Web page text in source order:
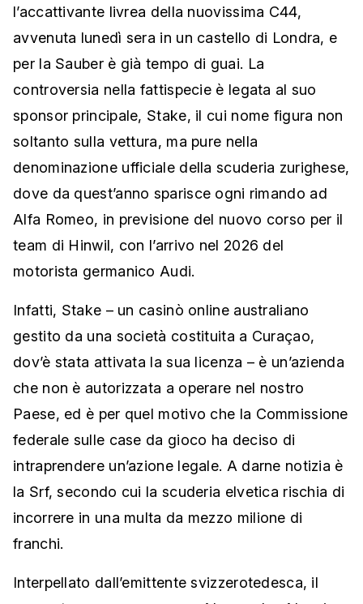
l’accattivante livrea della nuovissima C44,
avvenuta lunedì sera in un castello di Londra, e
per la Sauber è già tempo di guai. La
controversia nella fattispecie è legata al suo
sponsor principale, Stake, il cui nome figura non
soltanto sulla vettura, ma pure nella
denominazione ufficiale della scuderia zurighese,
dove da quest’anno sparisce ogni rimando ad
Alfa Romeo, in previsione del nuovo corso per il
team di Hinwil, con l’arrivo nel 2026 del
motorista germanico Audi.
Infatti, Stake – un casinò online australiano
gestito da una società costituita a Curaçao,
dov’è stata attivata la sua licenza – è un’azienda
che non è autorizzata a operare nel nostro
Paese, ed è per quel motivo che la Commissione
federale sulle case da gioco ha deciso di
intraprendere un’azione legale. A darne notizia è
la Srf, secondo cui la scuderia elvetica rischia di
incorrere in una multa da mezzo milione di
franchi.
Interpellato dall’emittente svizzerotedesca, il